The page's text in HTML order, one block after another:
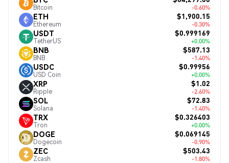
Bitcoin -0.60%
ETH
Ethereum
$1,900.15
-0.30%
USDT
TetherUS
$0.999169
+0.00%
BNB
BNB
$587.13
-1.40%
USDC
USD Coin
$0.99956
+0.00%
XRP
Ripple
$1.02
-2.60%
SOL
Solana
$72.83
-1.40%
TRX
Tron
$0.326403
+0.00%
DOGE
Dogecoin
$0.069145
-0.90%
ZEC
Zcash
$503.43
-1.80%